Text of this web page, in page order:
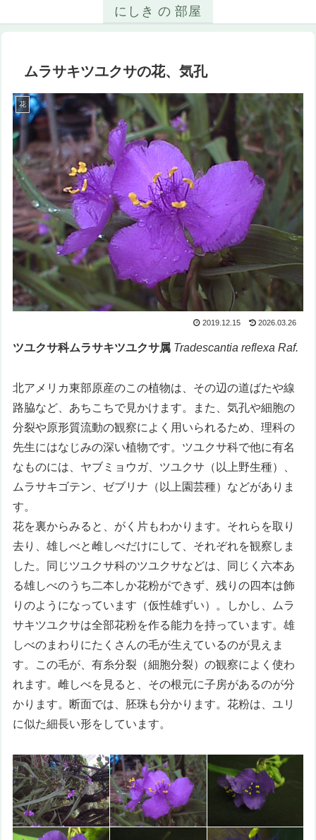
にしき の 部屋
ムラサキツユクサの花、気孔
花
2019.12.15 2026.03.26
ツユクサ科ムラサキツユクサ属 Tradescantia reflexa Raf.
北アメリカ東部原産のこの植物は、その辺の道ばたや線
路脇など、あちこちで見かけます。また、気孔や細胞の
分裂や原形質流動の観察によく用いられるため、理科の
先生にはなじみの深い植物です。ツユクサ科で他に有名
なものには、ヤブミョウガ、ツユクサ（以上野生種）、
ムラサキゴテン、ゼブリナ（以上園芸種）などがありま
す。
花を裏からみると、がく片もわかります。それらを取り
去り、雄しべと雌しべだけにして、それぞれを観察しま
した。同じツユクサ科のツユクサなどは、同じく六本あ
る雄しべのうち二本しか花粉ができず、残りの四本は飾
りのようになっています（仮性雄ずい）。しかし、ムラ
サキツユクサは全部花粉を作る能力を持っています。雄
しべのまわりにたくさんの毛が生えているのが見えま
す。この毛が、有糸分裂（細胞分裂）の観察によく使わ
れます。雌しべを見ると、その根元に子房があるのが分
かります。断面では、胚珠も分かります。花粉は、ユリ
に似た細長い形をしています。